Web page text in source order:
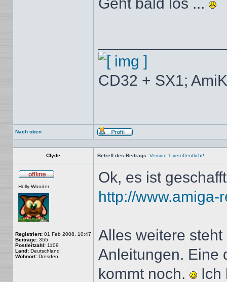
CD32 + SX1;
Nach oben
Profil
Clyde Betreff des Beitrags: Version 1 veröffentlicht!
Holly-Wooder
Registriert: 01 Feb 2008, 10:47
Beiträge: 355
Postleitzahl: 1109
Land: Deutschland
Wohnort: Dresden
Ok, es ist
http://www.amiga-
Alles weitere
Anleitungen. Eine
kommt noch.
Ich